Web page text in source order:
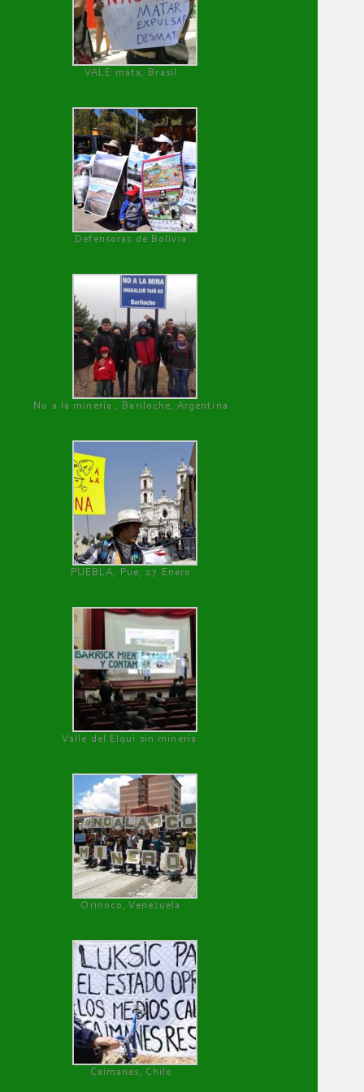
VALE mata, Brasil
Defensoras de Bolivia
No a la minería , Bariloche, Argentina
PUEBLA, Pue, 27 Enero
Valle del Elqui sin minería.
Orinoco, Venezuela
Caimanes, Chile